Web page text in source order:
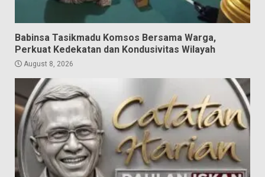
Babinsa Tasikmadu Komsos Bersama Warga,
Perkuat Kedekatan dan Kondusivitas Wilayah
August 8, 2026